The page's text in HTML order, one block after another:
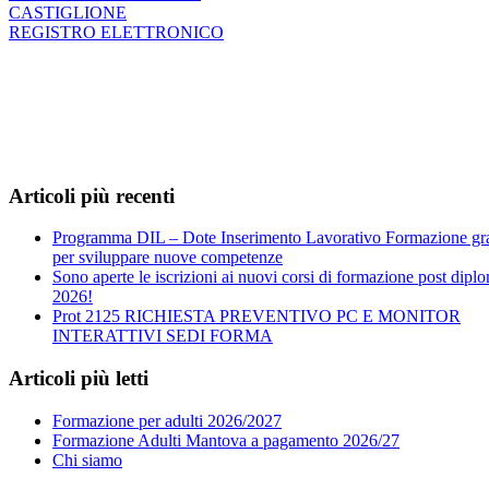
CASTIGLIONE
REGISTRO ELETTRONICO
Articoli più recenti
Programma DIL – Dote Inserimento Lavorativo Formazione
per sviluppare nuove competenze
Sono aperte le iscrizioni ai nuovi corsi di formazione post
2026!
Prot 2125 RICHIESTA PREVENTIVO PC E MONITOR
INTERATTIVI SEDI FORMA
Articoli più letti
Formazione per adulti 2026/2027
Formazione Adulti Mantova a pagamento 2026/27
Chi siamo